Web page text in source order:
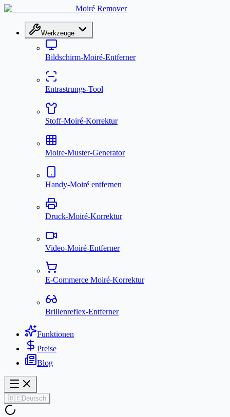
Moiré Remover
Werkzeuge
Bildschirm-Moiré-Entferner
Entrastrungs-Tool
Stoff-Moiré-Korrektur
Moire-Muster-Generator
Handy-Moiré entfernen
Druck-Moiré-Korrektur
Video-Moiré-Entferner
E-Commerce Moiré-Korrektur
Brillenreflex-Entferner
Funktionen
Preise
Blog
🇩🇪Deutsch